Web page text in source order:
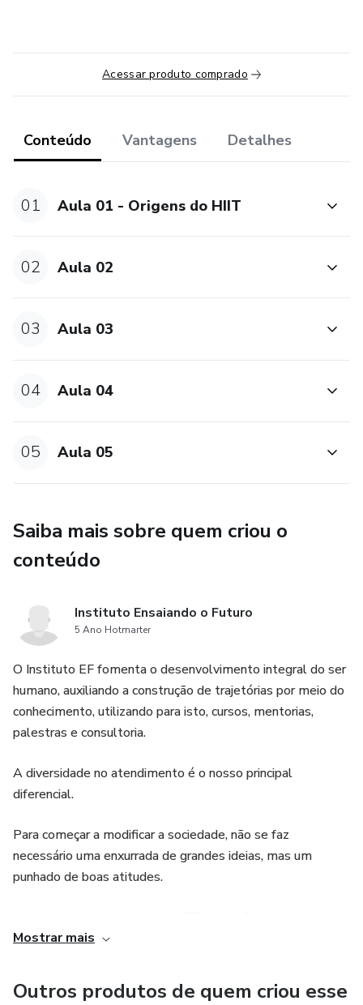
Acessar produto comprado
Conteúdo Vantagens Detalhes
01 Aula 01 - Origens do HIIT
02 Aula 02
03 Aula 03
04 Aula 04
05 Aula 05
Saiba mais sobre quem criou o
conteúdo
Instituto Ensaiando o Futuro
5 Ano Hotmarter
O Instituto EF fomenta o desenvolvimento integral do ser
humano, auxiliando a construção de trajetórias por meio do
conhecimento, utilizando para isto, cursos, mentorias,
palestras e consultoria.
A diversidade no atendimento é o nosso principal
diferencial.
Para começar a modificar a sociedade, não se faz
necessário uma enxurrada de grandes ideias, mas um
punhado de boas atitudes.
desejo de muitos estudantes e profissionais, que por
econômicas, mas cujo ideal é o aprimoramento pessoal e
Mostrar mais
Outros produtos de quem criou esse